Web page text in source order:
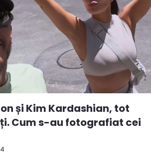
și Kim Kardashian, tot
Cum s-au fotografiat cei